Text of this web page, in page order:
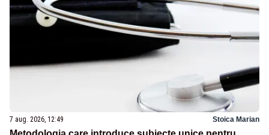
7 aug. 2026, 12:49 Stoica Marian